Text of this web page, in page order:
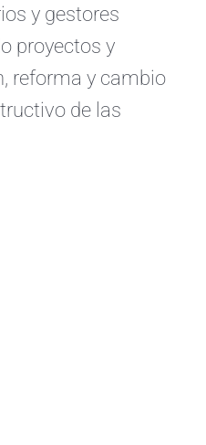
y gestores
proyectos y
reforma y cambio
de las